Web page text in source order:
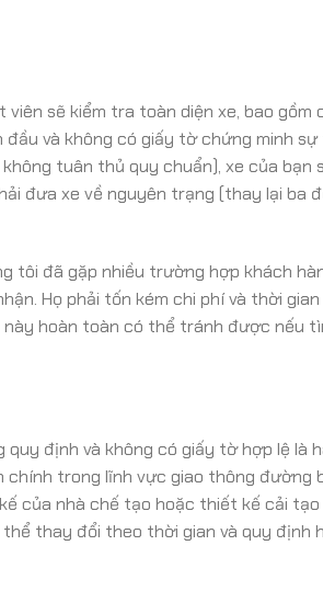
sẽ kiểm tra toàn diện xe, bao gồm
và không có giấy tờ chứng minh
tuân thủ quy chuẩn), xe của bạn
đưa xe về nguyên trạng (thay lại ba
tôi đã gặp nhiều trường hợp khách
Họ phải tốn kém chi phí và thời
này hoàn toàn có thể tránh được nếu
định và không có giấy tờ hợp lệ là
trong lĩnh vực giao thông đường
của nhà chế tạo hoặc thiết kế cải
thay đổi theo thời gian và quy định